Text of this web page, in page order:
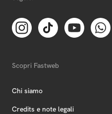
Scopri Fastweb
Chi siamo
Credits e note legali